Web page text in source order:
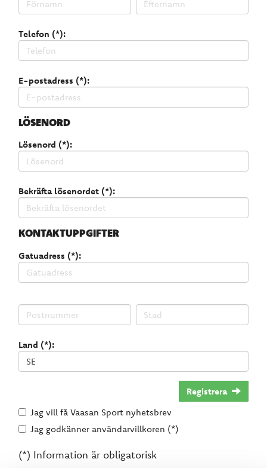
Telefon (*):
E-postadress (*):
LÖSENORD
Lösenord (*):
Bekräfta lösenordet (*):
KONTAKTUPPGIFTER
Gatuadress (*):
Land (*):
Registrera
Jag vill få Vaasan Sport nyhetsbrev
Jag godkänner användarvillkoren (*)
(*) Information är obligatorisk